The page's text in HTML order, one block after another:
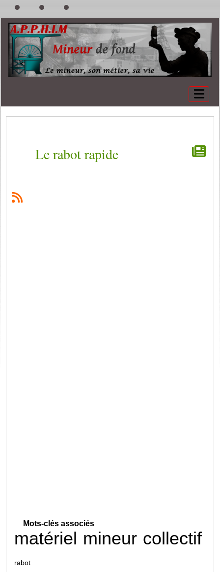
Le rabot rapide
Mots-clés associés
matériel mineur collectif
rabot